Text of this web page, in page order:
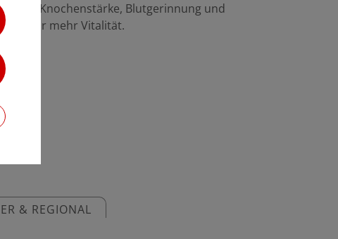
sie die Knochenstärke, Blutgerinnung und
für mehr Vitalität.
& REGIONAL